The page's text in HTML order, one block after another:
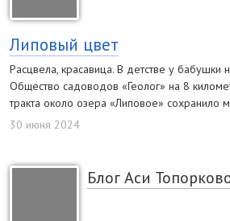
Липовый цвет
Расцвела, красавица. В детстве у
Общество садоводов «Геолог» на 8
тракта около озера «Липовое» сохранило
30 июня 2024
Блог Аси